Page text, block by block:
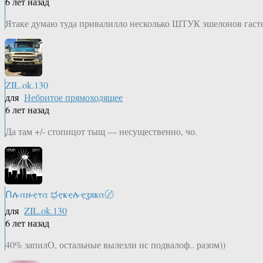
Ятаке думаю туда привалилло несколько ШТУК эшелонов
ZIL.ok.130
для Небритое прямоходящее
6 лет назад
Да там +/- стопицот тыщ — несущественно, чо.
Ոሉαዙҿτα ಭҿҝҿሉҿʓяҝα〄
для ZIL.ok.130
6 лет назад
40% запилО, остальные вылезли ис подвалоф.. разом))